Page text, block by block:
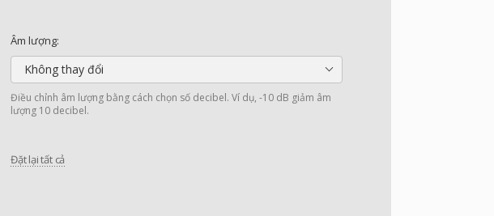
Âm lượng:
Không thay đổi
Điều chỉnh âm lượng bằng cách chọn số decibel. Ví dụ, -10 dB giảm âm
lượng 10 decibel.
Đặt lại tất cả